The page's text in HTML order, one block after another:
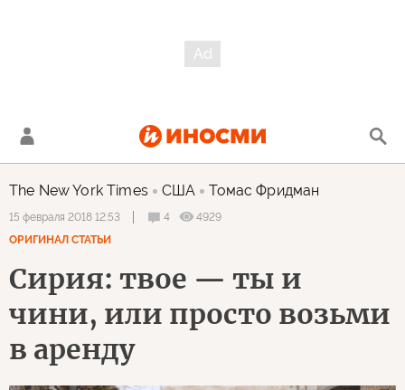
The New York Times США Томас Фридман
15 февраля 2018 12:53 4
4929
ОРИГИНАЛ СТАТЬИ
Сирия: твое — ты и
чини, или просто возьми
в аренду